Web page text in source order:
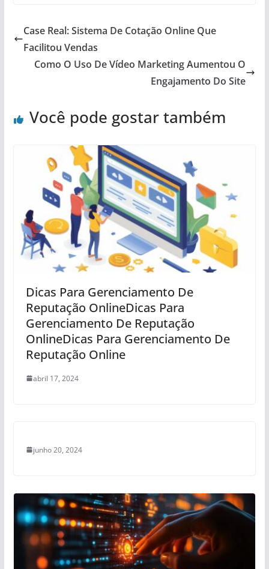
Case Real: Sistema De Cotação Online Que
Facilitou Vendas
Como O Uso De Vídeo Marketing Aumentou O
Engajamento Do Site
Você pode gostar também
Dicas Para Gerenciamento De
Reputação OnlineDicas Para
Gerenciamento De Reputação
OnlineDicas Para Gerenciamento De
Reputação Online
abril 17, 2024
junho 20, 2024